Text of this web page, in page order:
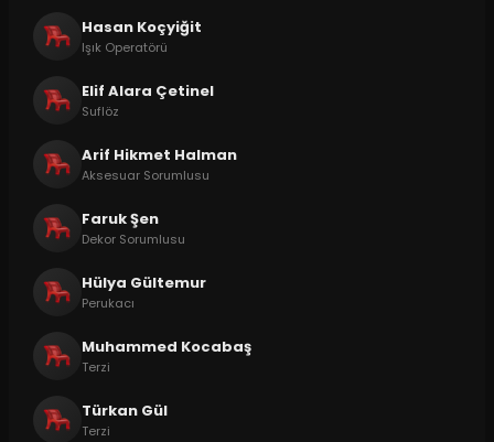
Hasan Koçyiğit
Işık Operatörü
Elif Alara Çetinel
Suflöz
Arif Hikmet Halman
Aksesuar Sorumlusu
Faruk Şen
Dekor Sorumlusu
Hülya Gültemur
Perukacı
Muhammed Kocabaş
Terzi
Türkan Gül
Terzi